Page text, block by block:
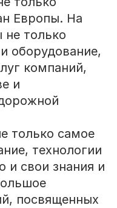
Европы. На
не только
оборудование,
компаний,
и
только самое
технологии
и свои знания и
посвященных